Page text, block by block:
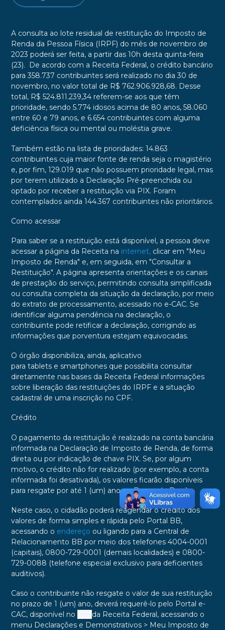
A consulta ao lote residual de restituição do Imposto de
Renda da Pessoa Física (IRPF) do mês de novembro de
2023 poderá ser feita, a partir das 10h desta quinta-feira
(23). De acordo com a Receita Federal, o crédito bancário
para 358.737 contribuintes será realizado no dia 30 de
novembro, no valor total de R$ 762.906.928,68. Desse
total, R$ 524.811.239,34 referem-se aos que têm
prioridade, sendo 5.774 idosos acima de 80 anos, 58.060
entre 60 e 79 anos, e 6.654 contribuintes com alguma
deficiência física ou mental ou moléstia grave.
Também estão na lista de prioridades: 14.863
contribuintes cuja maior fonte de renda seja o magistério
e, por fim, 129.019 que não possuem prioridade legal, mas
por terem utilizado a Declaração Pré-preenchida ou
optado por receber a restituição via PIX. Foram
contemplados ainda 144.367 contribuintes não prioritários.
Como acessar
Para saber se a restituição está disponível, a pessoa deve
acessar a página da Receita na internet,clicar em "Meu
Imposto de Renda" e, em seguida, em "Consultar a
Restituição". A página apresenta orientações e os canais
de prestação do serviço, permitindo consulta simplificada
ou consulta completa da situação da declaração, por meio
do extrato de processamento, acessado no e-CAC. Se
identificar alguma pendência na declaração, o
contribuinte pode retificar a declaração, corrigindo as
informações que porventura estejam equivocadas.
O órgão disponibiliza, ainda, aplicativo
para tablets e smartphones que possibilita consultar
diretamente nas bases da Receita Federal informações
sobre liberação das restituições do IRPF e a situação
cadastral de uma inscrição no CPF.
Crédito
O pagamento da restituição é realizado na conta bancária
informada na Declaração de Imposto de Renda, de forma
direta ou por indicação de chave PIX. Se, por algum
motivo, o crédito não for realizado (por exemplo, a conta
informada foi desativada), os valores ficarão disponíveis
para resgate por até 1 (um) ano no Banco do Brasil.
Neste caso, o cidadão poderá reagendar o crédito dos
valores de forma simples e rápida pelo Portal BB,
acessando o endereço ou ligando para a Central de
Relacionamento BB por meio dos telefones 4004-0001
(capitais), 0800-729-0001 (demais localidades) e 0800-
729-0088 (telefone especial exclusivo para deficientes
auditivos).
Caso o contribuinte não resgate o valor de sua restituição
no prazo de 1 (um) ano, deverá requerê-lo pelo Portal e-
CAC, disponível no
da Receita Federal, acessando o
menu Declarações e Demonstrativos > Meu Imposto de